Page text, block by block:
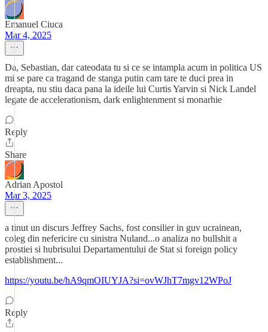
Emanuel Ciuca
Mar 4, 2025
Da, Sebastian, dar cateodata tu si ce se intampla acum in politica US
mi se pare ca tragand de stanga putin cam tare te duci prea in
dreapta, nu stiu daca pana la ideile lui Curtis Yarvin si Nick Landel
legate de accelerationism, dark enlightenment si monarhie
Reply
Share
Adrian Apostol
Mar 3, 2025
a tinut un discurs Jeffrey Sachs, fost consilier in guv ucrainean,
coleg din nefericire cu sinistra Nuland...o analiza no bullshit a
prostiei si hubrisului Departamentului de Stat si foreign policy
establishment...
https://youtu.be/hA9qmOIUYJA?si=ovWJhT7mgv12WPoJ
Reply